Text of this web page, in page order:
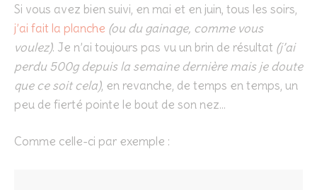
Si vous avez bien suivi, en mai et en juin, tous les soirs,
j’ai fait la planche (ou du gainage, comme vous
voulez). Je n’ai toujours pas vu un brin de résultat (j’ai
perdu 500g depuis la semaine dernière mais je doute
que ce soit cela), en revanche, de temps en temps, un
peu de fierté pointe le bout de son nez…
Comme celle-ci par exemple :